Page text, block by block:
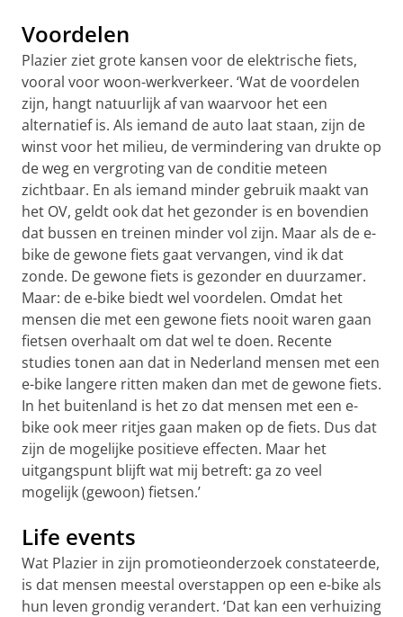
Voordelen
Plazier ziet grote kansen voor de elektrische fiets,
vooral voor woon-werkverkeer. ‘Wat de voordelen
zijn, hangt natuurlijk af van waarvoor het een
alternatief is. Als iemand de auto laat staan, zijn de
winst voor het milieu, de vermindering van drukte op
de weg en vergroting van de conditie meteen
zichtbaar. En als iemand minder gebruik maakt van
het OV, geldt ook dat het gezonder is en bovendien
dat bussen en treinen minder vol zijn. Maar als de e-
bike de gewone fiets gaat vervangen, vind ik dat
zonde. De gewone fiets is gezonder en duurzamer.
Maar: de e-bike biedt wel voordelen. Omdat het
mensen die met een gewone fiets nooit waren gaan
fietsen overhaalt om dat wel te doen. Recente
studies tonen aan dat in Nederland mensen met een
e-bike langere ritten maken dan met de gewone fiets.
In het buitenland is het zo dat mensen met een e-
bike ook meer ritjes gaan maken op de fiets. Dus dat
zijn de mogelijke positieve effecten. Maar het
uitgangspunt blijft wat mij betreft: ga zo veel
mogelijk (gewoon) fietsen.’
Life events
Wat Plazier in zijn promotieonderzoek constateerde,
is dat mensen meestal overstappen op een e-bike als
hun leven grondig verandert. ‘Dat kan een verhuizing